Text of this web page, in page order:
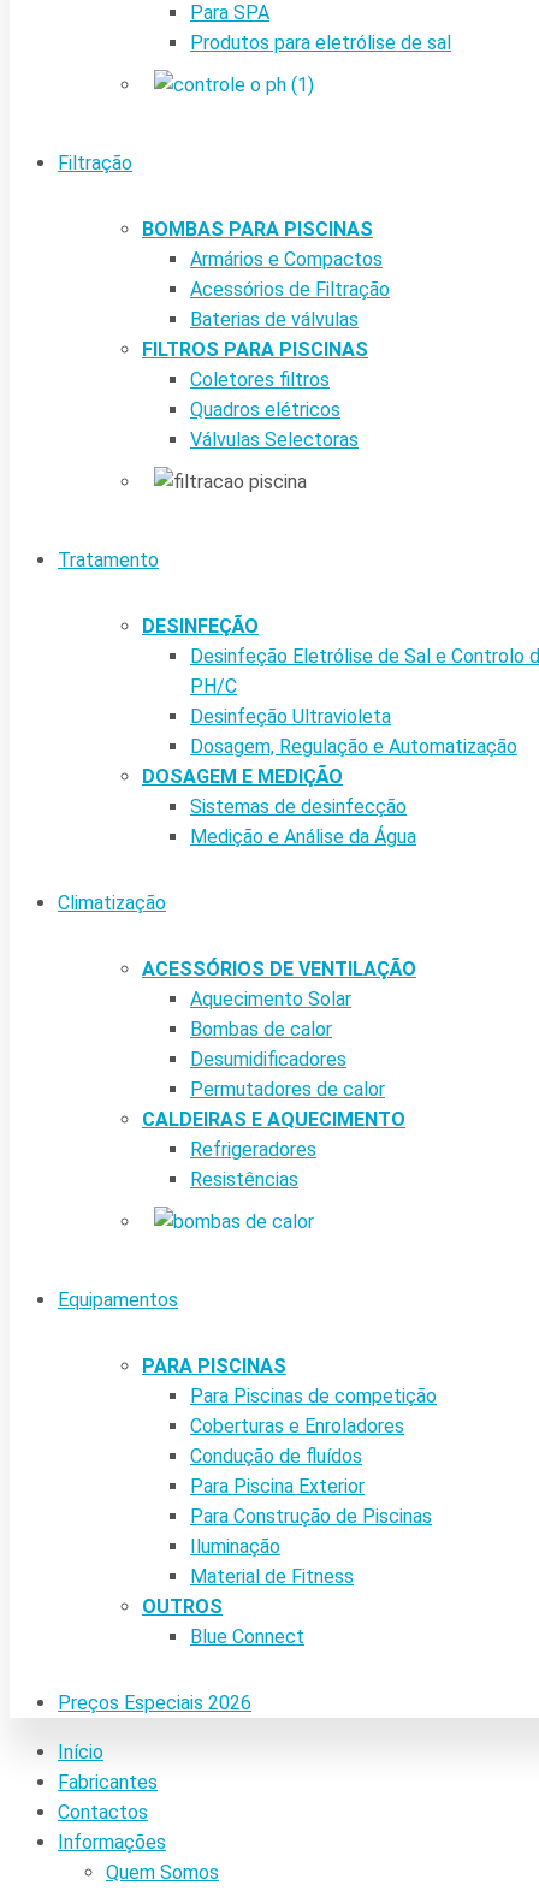
Para SPA
Produtos para eletrólise de sal
Filtração
BOMBAS PARA PISCINAS
Armários e Compactos
Acessórios de Filtração
Baterias de válvulas
FILTROS PARA PISCINAS
Coletores filtros
Quadros elétricos
Válvulas Selectoras
Tratamento
DESINFEÇÃO
Desinfeção Eletrólise de Sal e Controlo
PH/C
Desinfeção Ultravioleta
Dosagem, Regulação e Automatização
DOSAGEM E MEDIÇÃO
Sistemas de desinfecção
Medição e Análise da Água
Climatização
ACESSÓRIOS DE VENTILAÇÃO
Aquecimento Solar
Bombas de calor
Desumidificadores
Permutadores de calor
CALDEIRAS E AQUECIMENTO
Refrigeradores
Resistências
Equipamentos
PARA PISCINAS
Para Piscinas de competição
Coberturas e Enroladores
Condução de fluídos
Para Piscina Exterior
Para Construção de Piscinas
Iluminação
Material de Fitness
OUTROS
Blue Connect
Preços Especiais 2026
Início
Fabricantes
Contactos
Informações
Quem Somos